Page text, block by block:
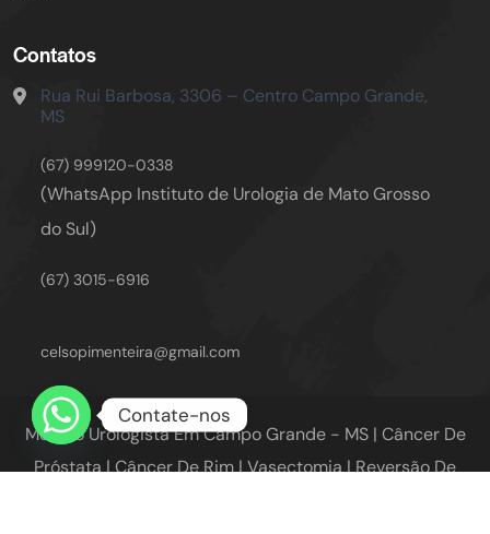
Contatos
Rua Rui Barbosa, 3306 – Centro Campo Grande,
MS
(67) 999120-0338
(WhatsApp Instituto de Urologia de Mato Grosso
do Sul)
(67) 3015-6916
celsopimenteira@gmail.com
Médico Urologista Em Campo Grande - MS | Câncer De
Próstata | Câncer De Rim | Vasectomia | Reversão De
Contate-nos